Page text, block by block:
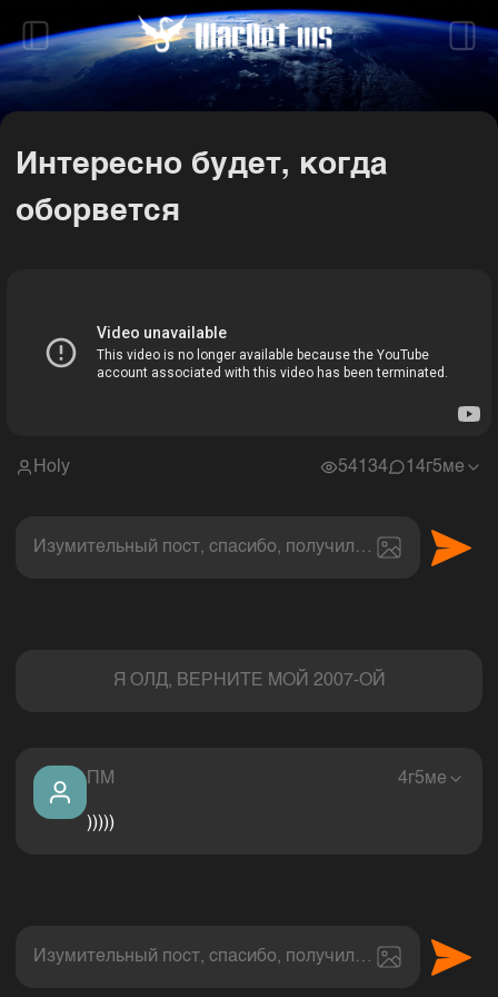
Интересно будет, когда
оборвется
Holy 54134 1 4г5ме
Изумительный пост, спасибо, получил величайшее
Я ОЛД, ВЕРНИТЕ МОЙ 2007-ОЙ
ПМ 4г5ме
)))))
Изумительный пост, спасибо, получил величайшее